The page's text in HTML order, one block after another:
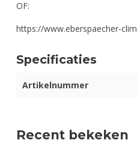
OF:
https://www.eberspaecher-
Specificaties
Artikelnummer
Recent bekeken